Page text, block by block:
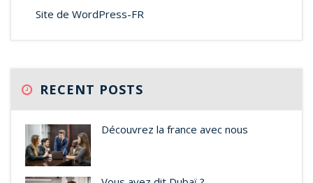
Site de WordPress-FR
RECENT POSTS
Découvrez la france avec nous